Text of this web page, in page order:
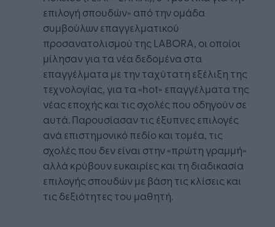
επιλογή σπουδών» από την ομάδα
συμβούλων επαγγελματικού
προσανατολισμού της LABORA, οι οποίοι
μίλησαν για τα νέα δεδομένα στα
επαγγέλματα με την ταχύτατη εξέλιξη της
τεχνολογίας, για τα «hot» επαγγέλματα της
νέας εποχής και τις σχολές που οδηγούν σε
αυτά. Παρουσίασαν τις έξυπνες επιλογές
ανά επιστημονικό πεδίο και τομέα, τις
σχολές που δεν είναι στην «πρώτη γραμμή»
αλλά κρύβουν ευκαιρίες και τη διαδικασία
επιλογής σπουδών με βάση τις κλίσεις και
τις δεξιότητες του μαθητή.